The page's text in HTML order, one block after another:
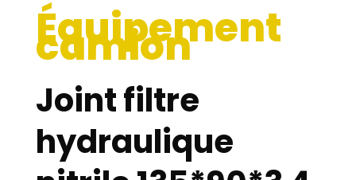
Équipement
camion
Joint filtre
hydraulique